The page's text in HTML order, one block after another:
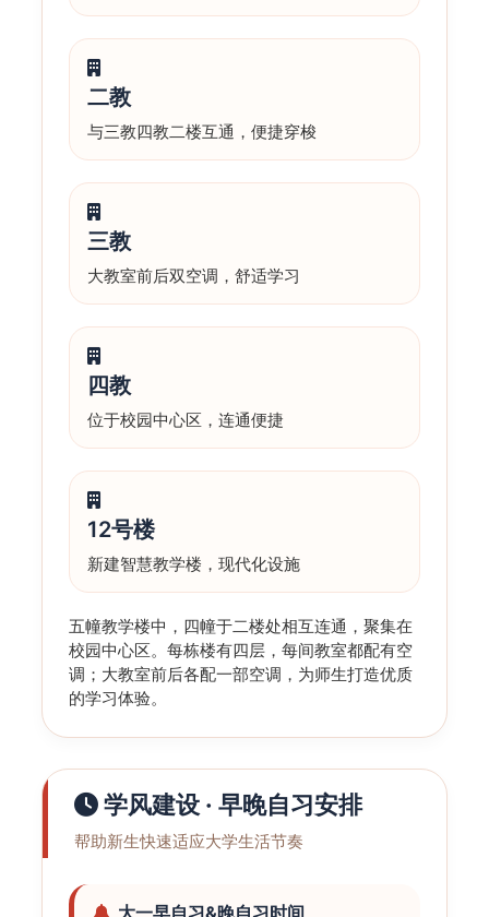
二教
与三教四教二楼互通，便捷穿梭
三教
大教室前后双空调，舒适学习
四教
位于校园中心区，连通便捷
12号楼
新建智慧教学楼，现代化设施
五幢教学楼中，四幢于二楼处相互连通，聚集在
校园中心区。每栋楼有四层，每间教室都配有空
调；大教室前后各配一部空调，为师生打造优质
的学习体验。
学风建设 · 早晚自习安排
帮助新生快速适应大学生活节奏